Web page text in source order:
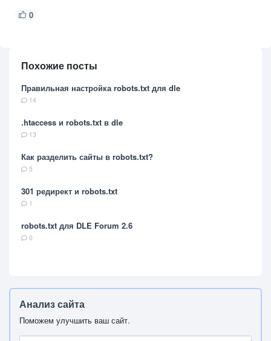
0
Похожие посты
Правильная настройка robots.txt для dle
14
.htaccess и robots.txt в dle
13
Как разделить сайты в robots.txt?
5
301 редирект и robots.txt
1
robots.txt для DLE Forum 2.6
0
Анализ сайта
Поможем улучшить ваш сайт.